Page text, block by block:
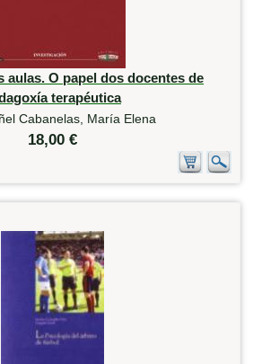
aulas. O papel dos docentes de
terapéutica
Cabanelas, María Elena
18,00 €